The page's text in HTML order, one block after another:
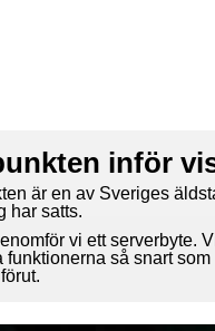
inför
är en av Sveriges
har satts.
vi ett serverbyte.
funktionerna så snart